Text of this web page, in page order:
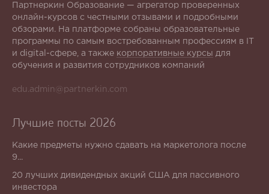
Партнеркин Образование — агрегатор проверенных
онлайн-курсов с честными отзывами и подробными
обзорами. На платформе собраны образовательные
программы по самым востребованным профессиям в IT
и digital-сфере, а также корпоративные курсы для
обучения и развития сотрудников компаний
edu.admin@partnerkin.com
Лучшие посты 2026
Какие предметы нужно сдавать на маркетолога после
9...
20 лучших дивидендных акций США для пассивного
инвестора